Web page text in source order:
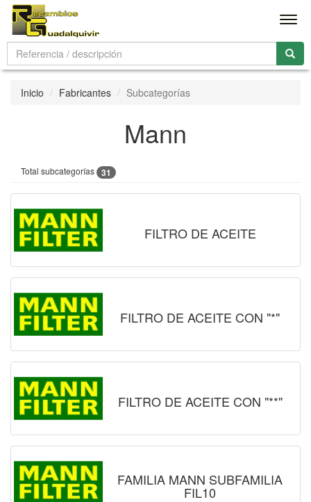
Inicio Fabricantes Subcategorías
Mann
Total subcategorías 31
FILTRO DE ACEITE
FILTRO DE ACEITE CON "*"
FILTRO DE ACEITE CON "**"
FAMILIA MANN SUBFAMILIA
FIL10